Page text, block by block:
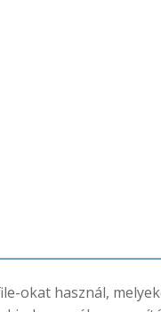
okat használ,